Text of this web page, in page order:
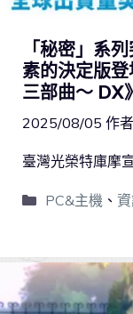
「秘密」系
素的決定版
三部曲～ DX
2025/08/05 作
臺灣光榮特庫摩
PC&主機、